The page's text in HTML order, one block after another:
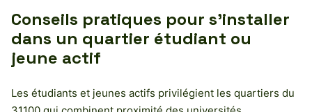
Conseils pratiques pour s’installer
dans un quartier étudiant ou
jeune actif
Les étudiants et jeunes actifs privilégient les quartiers du